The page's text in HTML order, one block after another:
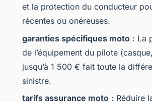
et la protection du conducteur
récentes ou onéreuses.
garanties spécifiques moto : La
de l’équipement du pilote
jusqu’à 1 500 € fait toute la
sinistre.
tarifs assurance moto : Réduire